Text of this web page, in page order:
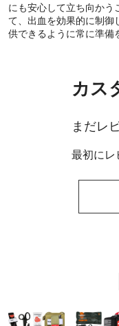
にも安心して立ち向かう
て、出血を効果的に制
供できるように常に準備
カス
まだレ
最初にレ